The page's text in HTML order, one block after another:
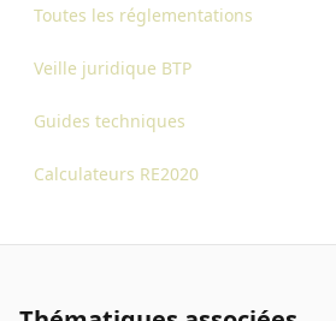
Toutes les réglementations
Veille juridique BTP
Guides techniques
Calculateurs RE2020